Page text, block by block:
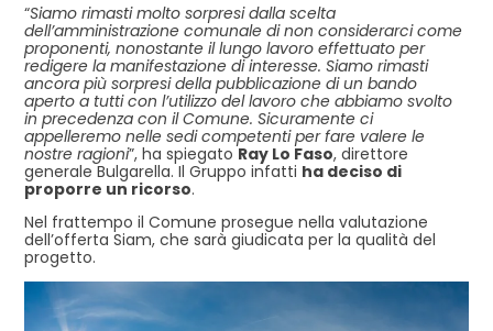
“Siamo rimasti molto sorpresi dalla scelta
dell’amministrazione comunale di non considerarci come
proponenti, nonostante il lungo lavoro effettuato per
redigere la manifestazione di interesse. Siamo rimasti
ancora più sorpresi della pubblicazione di un bando
aperto a tutti con l’utilizzo del lavoro che abbiamo svolto
in precedenza con il Comune. Sicuramente ci
appelleremo nelle sedi competenti per fare valere le
nostre ragioni”, ha spiegatoRay Lo Faso, direttore
generale Bulgarella. Il Gruppo infatti ha deciso di
proporre un ricorso.
Nel frattempo il Comune prosegue nella valutazione
dell’offerta Siam, che sarà giudicata per la qualità del
progetto.